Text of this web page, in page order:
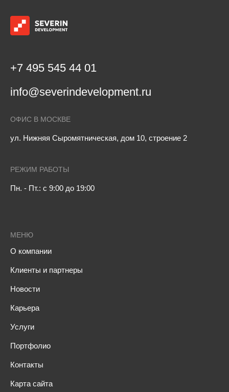
+7 495 545 44 01
info@severindevelopment.ru
МЕНЮ
О компании
Клиенты и партнеры
Новости
Карьера
Услуги
Портфолио
Контакты
Карта сайта
ОФИС В МОСКВЕ
ул. Нижняя Сыромятническая, дом 10, строение 2
РЕЖИМ РАБОТЫ
Пн. - Пт.: с 9:00 до 19:00